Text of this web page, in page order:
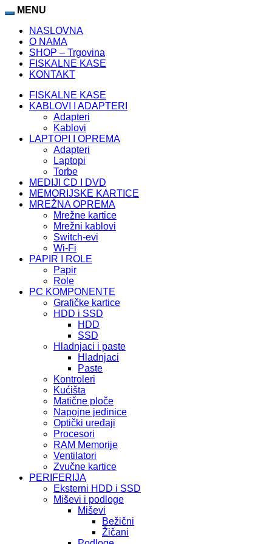
MENU
NASLOVNA
O NAMA
SHOP – Trgovina
FISKALNE KASE
KONTAKT
FISKALNE KASE
KABLOVI I ADAPTERI
Adapteri
Kablovi
LAPTOPI I OPREMA
Adapteri
Laptopi
Torbe
MEDIJI CD I DVD
MEMORIJSKE KARTICE
MREŽNA OPREMA
Mrežne kartice
Mrežni kablovi
Switch-evi
Wi-Fi
PAPIR I ROLE
Papir
Role
PC KOMPONENTE
Grafičke kartice
HDD i SSD
HDD
SSD
Hladnjaci i paste
Hladnjaci
Paste
Kontroleri
Kućišta
Matične ploče
Napojne jedinice
Optički uređaji
Procesori
RAM Memorije
Ventilatori
Zvučne kartice
PERIFERIJA
Eksterni HDD i SSD
Miševi i podloge
Miševi
Bežični
Žičani